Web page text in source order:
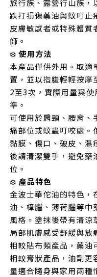
旅行族、露營行山族，
跌打損傷藥油與蚊叮止
皮膚敏感者或特殊體質
師。
❄️ 使用方法
本產品僅供外用。取適
置，並以指腹輕輕按摩
2至3次，實際用量與
準。
可使用於肩頸、腰背、
痛部位或蚊蟲叮咬處。
黏膜、傷口、破皮、濕
後請清潔雙手，避免藥
位。
❄️ 產品特色
金波士華佗油的特色，
油、樟腦、薄荷腦等中
風格。塗抹後帶有清涼
局部肌膚感受舒緩與放
相較貼布類產品，藥油
相較膏狀產品，油劑
量適合隨身與家用兩種